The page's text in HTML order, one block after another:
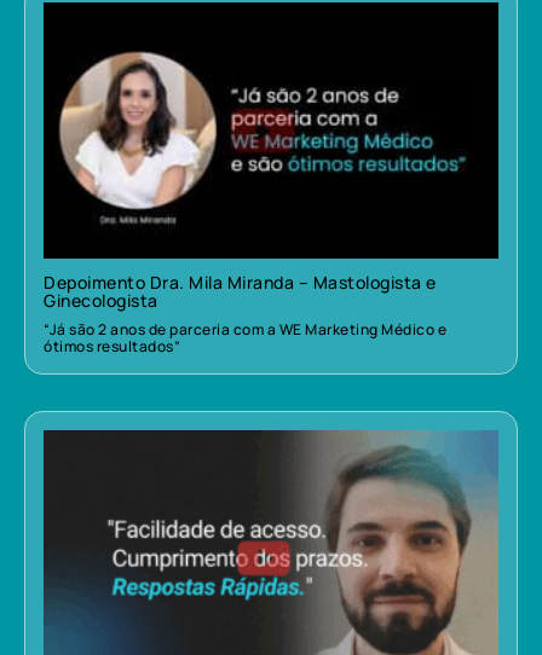
Depoimento Dra. Mila Miranda – Mastologista e
Ginecologista
“Já são 2 anos de parceria com a WE Marketing Médico e
ótimos resultados”